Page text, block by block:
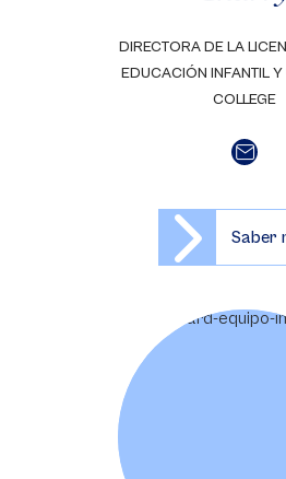
DIRECTORA DE LA
EDUCACIÓN INFANTIL
COLLEGE
Saber